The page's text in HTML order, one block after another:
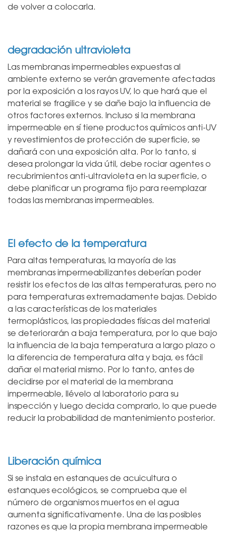
de volver a colocarla.
degradación ultravioleta
Las membranas impermeables expuestas al
ambiente externo se verán gravemente afectadas
por la exposición a los rayos UV, lo que hará que el
material se fragilice y se dañe bajo la influencia de
otros factores externos. Incluso si la membrana
impermeable en sí tiene productos químicos anti-UV
y revestimientos de protección de superficie, se
dañará con una exposición alta. Por lo tanto, si
desea prolongar la vida útil, debe rociar agentes o
recubrimientos anti-ultravioleta en la superficie, o
debe planificar un programa fijo para reemplazar
todas las membranas impermeables.
El efecto de la temperatura
Para altas temperaturas, la mayoría de las
membranas impermeabilizantes deberían poder
resistir los efectos de las altas temperaturas, pero no
para temperaturas extremadamente bajas. Debido
a las características de los materiales
termoplásticos, las propiedades físicas del material
se deteriorarán a baja temperatura, por lo que bajo
la influencia de la baja temperatura a largo plazo o
la diferencia de temperatura alta y baja, es fácil
dañar el material mismo. Por lo tanto, antes de
decidirse por el material de la membrana
impermeable, llévelo al laboratorio para su
inspección y luego decida comprarlo, lo que puede
reducir la probabilidad de mantenimiento posterior.
Liberación química
Si se instala en estanques de acuicultura o
estanques ecológicos, se comprueba que el
número de organismos muertos en el agua
aumenta significativamente. Una de las posibles
razones es que la propia membrana impermeable